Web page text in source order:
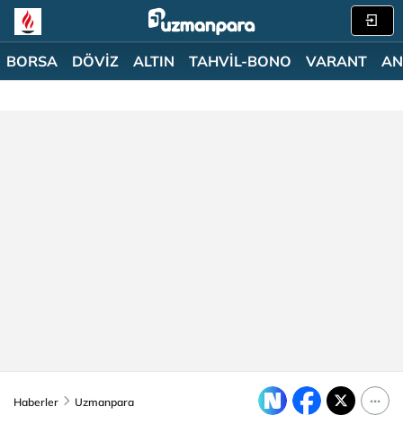
BORSA DÖVİZ ALTIN TAHVİL-BONO VARANT
Haberler Uzmanpara